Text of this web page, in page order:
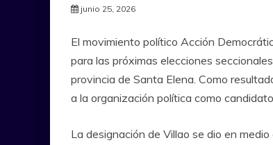
junio 25, 2026
El movimiento político Acción
para las próximas elecciones
provincia de Santa Elena. Como
a la organización política como
La designación de Villao se dio en